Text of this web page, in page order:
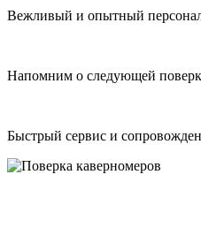
Вежливый и опытный
Напомним о следующей
Быстрый сервис и